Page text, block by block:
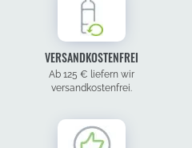
VERSANDKOSTENFREI
Ab 125 € liefern wir
versandkostenfrei.